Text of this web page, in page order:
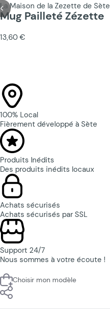
La Maison de la Zezette de Sète
Mug Pailleté Zézette
13,60 €
100% Local
Fièrement développé à Sète
Produits Inédits
Des produits inédits locaux
Achats sécurisés
Achats sécurisés par SSL
Support 24/7
Nous sommes à votre écoute !
Choisir mon modèle